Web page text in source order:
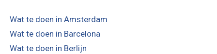
Wat te doen in Amsterdam
Wat te doen in Barcelona
Wat te doen in Berlijn